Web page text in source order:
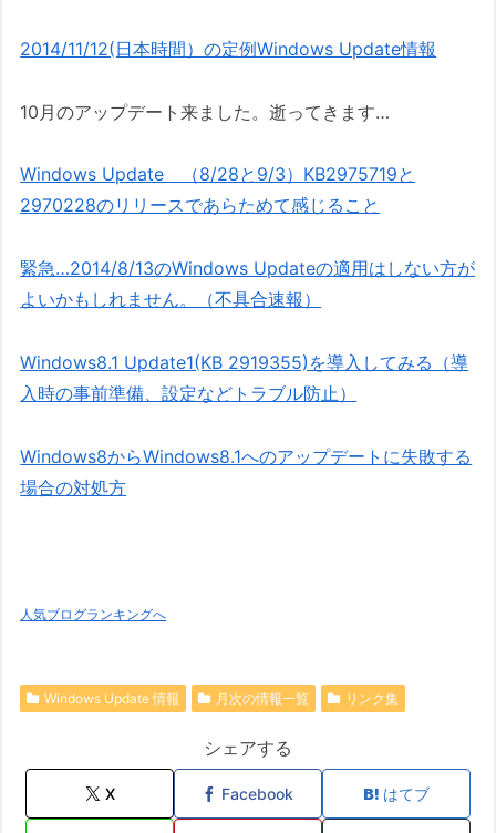
2014/11/12(日本時間）の定例Windows Update情報
10月のアップデート来ました。逝ってきます…
Windows Update （8/28と9/3）KB2975719と
2970228のリリースであらためて感じること
緊急…2014/8/13のWindows Updateの適用はしない方が
よいかもしれません。（不具合速報）
Windows8.1 Update1(KB 2919355)を導入してみる（導
入時の事前準備、設定などトラブル防止）
Windows8からWindows8.1へのアップデートに失敗する
場合の対処方
人気ブログランキングへ
Windows Update 情報 月次の情報一覧 リンク集
シェアする
X Facebook はてブ